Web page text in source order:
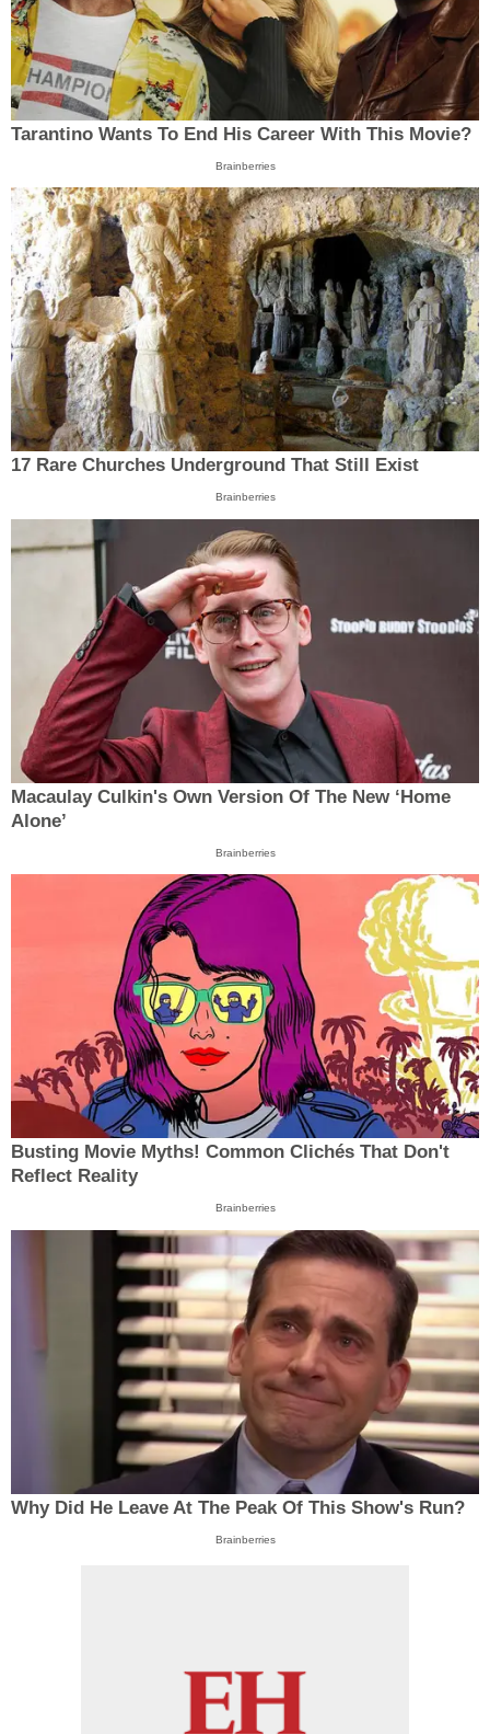
Tarantino Wants To End His Career With This Movie?
Brainberries
17 Rare Churches Underground That Still Exist
Brainberries
Macaulay Culkin's Own Version Of The New ‘Home
Alone’
Brainberries
Busting Movie Myths! Common Clichés That Don't
Reflect Reality
Brainberries
Why Did He Leave At The Peak Of This Show's Run?
Brainberries